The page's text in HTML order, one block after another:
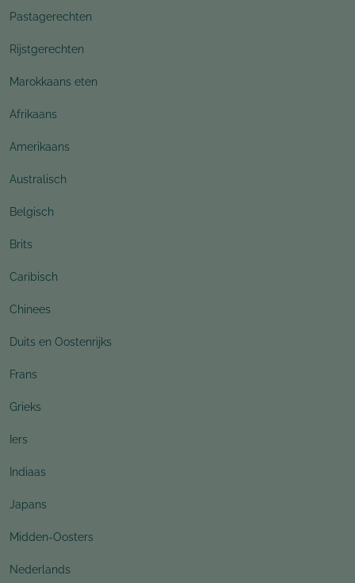
Pastagerechten
Rijstgerechten
Marokkaans eten
Afrikaans
Amerikaans
Australisch
Belgisch
Brits
Caribisch
Chinees
Duits en Oostenrijks
Frans
Grieks
Iers
Indiaas
Japans
Midden-Oosters
Nederlands